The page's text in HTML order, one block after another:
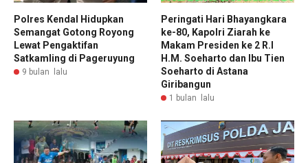
Polres Kendal Hidupkan
Semangat Gotong Royong
Lewat Pengaktifan
Satkamling di Pageruyung
9 bulan lalu
Peringati Hari Bhayangkara
ke-80, Kapolri Ziarah ke
Makam Presiden ke 2 R.I
H.M. Soeharto dan Ibu Tien
Soeharto di Astana
Giribangun
1 bulan lalu